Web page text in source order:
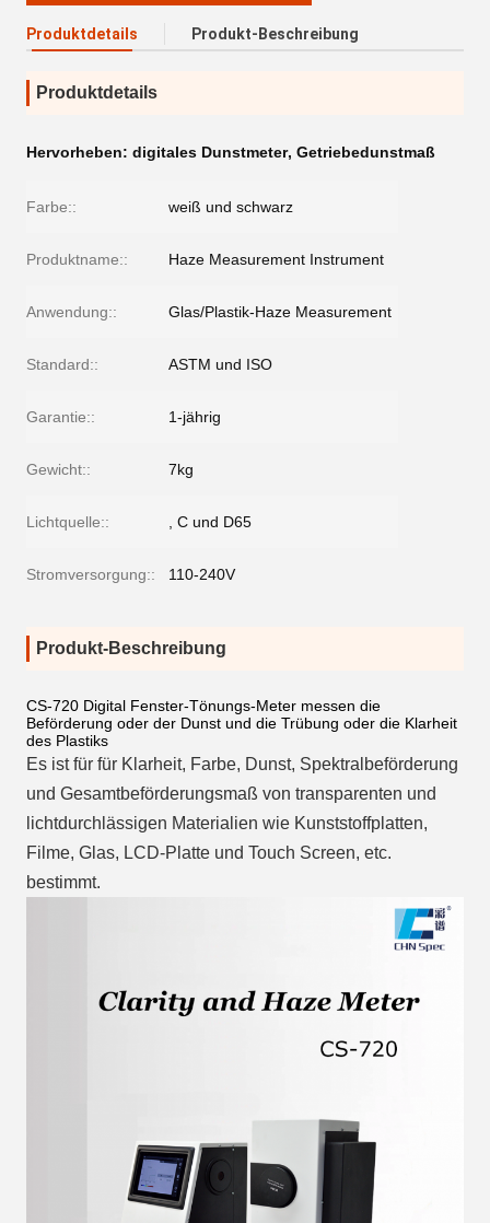
Produktdetails Produkt-Beschreibung
Produktdetails
Hervorheben: digitales Dunstmeter, Getriebedunstmaß
Farbe:: weiß und schwarz
Produktname:: Haze Measurement Instrument
Anwendung:: Glas/Plastik-Haze Measurement
Standard:: ASTM und ISO
Garantie:: 1-jährig
Gewicht:: 7kg
Lichtquelle:: , C und D65
Stromversorgung:: 110-240V
Produkt-Beschreibung
CS-720 Digital Fenster-Tönungs-Meter messen die
Beförderung oder der Dunst und die Trübung oder die Klarheit
des Plastiks
Es ist für für Klarheit, Farbe, Dunst, Spektralbeförderung
und Gesamtbeförderungsmaß von transparenten und
lichtdurchlässigen Materialien wie Kunststoffplatten,
Filme, Glas, LCD-Platte und Touch Screen, etc.
bestimmt.